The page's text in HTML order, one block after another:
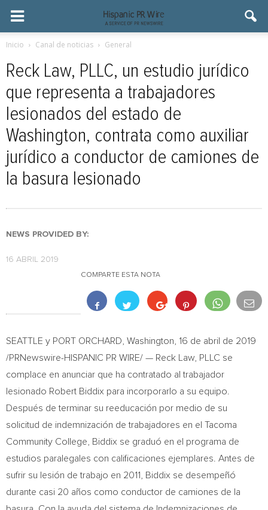
Inicio Canal de noticias General
Reck Law, PLLC, un estudio jurídico
que representa a trabajadores
lesionados del estado de
Washington, contrata como auxiliar
jurídico a conductor de camiones de
la basura lesionado
NEWS PROVIDED BY:
16 ABRIL 2019
COMPARTE ESTA NOTA
SEATTLE y PORT ORCHARD, Washington , 16 de abril de 2019
/PRNewswire-HISPANIC PR WIRE/ — Reck Law, PLLC se
complace en anunciar que ha contratado al trabajador
lesionado Robert Biddix para incorporarlo a su equipo.
Después de terminar su reeducación por medio de su
solicitud de indemnización de trabajadores en el Tacoma
Community College , Biddix se graduó en el programa de
estudios paralegales con calificaciones ejemplares. Antes de
sufrir su lesión de trabajo en 2011, Biddix se desempeñó
durante casi 20 años como conductor de camiones de la